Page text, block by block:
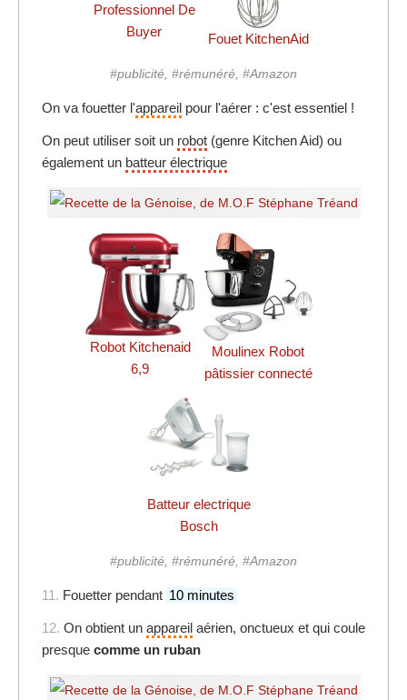
Professionnel De
Buyer
Fouet KitchenAid
#publicité, #rémunéré, #Amazon
On va fouetter l'appareil pour l'aérer : c'est essentiel !
On peut utiliser soit un robot (genre Kitchen Aid) ou
également un batteur électrique
Robot Kitchenaid
6,9
Moulinex Robot
pâtissier connecté
Batteur electrique
Bosch
#publicité, #rémunéré, #Amazon
11. Fouetter pendant 10 minutes
12. On obtient un appareil aérien, onctueux et qui coule
presque comme un ruban